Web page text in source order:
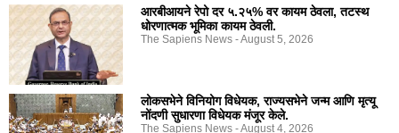
आरबीआयने रेपो दर ५.२५% वर कायम ठेवला, तटस्थ
धोरणात्मक भूमिका कायम ठेवली.
The Sapiens News August 5, 2026
लोकसभेने विनियोग विधेयक, राज्यसभेने जन्म आणि मृत्यू
नोंदणी सुधारणा विधेयक मंजूर केले.
The Sapiens News August 4, 2026